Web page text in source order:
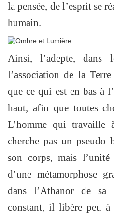
la pensée, de l’esprit se
humain.
Ainsi, l’adepte, dans
l’association de la
que ce qui est en bas à
haut, afin que toutes
L’homme qui
cherche pas un pseudo
son corps, mais
d’une métamorphose
dans l’Athanor de
constant, il libère peu